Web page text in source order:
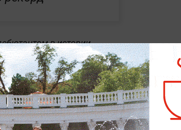
в истории
хоккея в целом. Он
в возрасте 16
России принадлежал
команду в возрасте
побил абсолютный
Владиславу Третьяку.